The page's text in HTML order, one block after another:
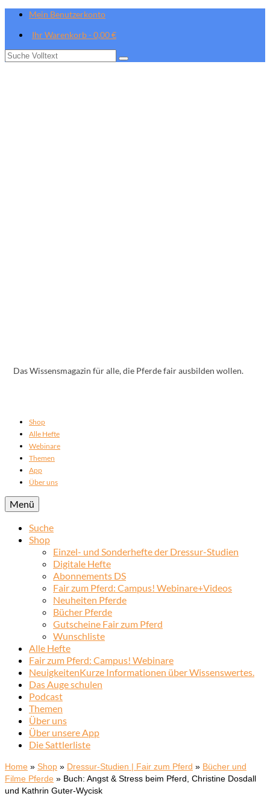
Mein Benutzerkonto
Ihr Warenkorb-0,00€
Suche
Das Wissensmagazin für alle, die Pferde fair ausbilden wollen.
Shop
Alle Hefte
Webinare
Themen
App
Über uns
Menü
Suche
Shop
Einzel- und Sonderhefte der Dressur-Studien
Digitale Hefte
Abonnements DS
Fair zum Pferd: Campus! Webinare+Videos
Neuheiten Pferde
Bücher Pferde
Gutscheine Fair zum Pferd
Wunschliste
Alle Hefte
Fair zum Pferd: Campus! Webinare
NeuigkeitenKurze Informationen über Wissenswertes.
Das Auge schulen
Podcast
Themen
Über uns
Über unsere App
Die Sattlerliste
Home » Shop » Dressur-Studien | Fair zum Pferd » Bücher und
Filme Pferde » Buch: Angst & Stress beim Pferd, Christine Dosdall
und Kathrin Guter-Wycisk